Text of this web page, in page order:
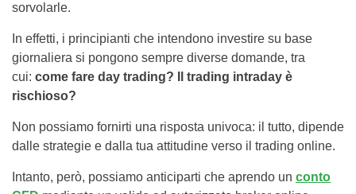
sorvolarle.
In effetti, i principianti che intendono investire su base
giornaliera si pongono sempre diverse domande, tra
cui: come fare day trading? Il trading intraday è
rischioso?
Non possiamo fornirti una risposta univoca: il tutto, dipende
dalle strategie e dalla tua attitudine verso il trading online.
Intanto, però, possiamo anticiparti che aprendo un conto